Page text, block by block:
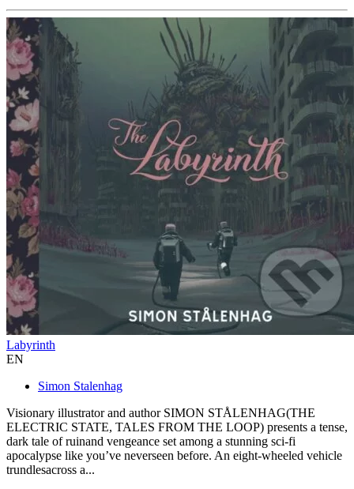
Labyrinth
EN
Simon Stalenhag
Visionary illustrator and author SIMON STÅLENHAG(THE
ELECTRIC STATE, TALES FROM THE LOOP) presents a tense,
dark tale of ruinand vengeance set among a stunning sci-fi
apocalypse like you’ve neverseen before. An eight-wheeled vehicle
trundlesacross a...